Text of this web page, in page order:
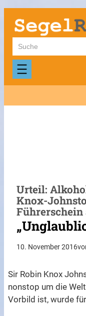
Zum
Inhalt
springen
Suchen
Urteil:
Knox-
Führerschein
10. November 2016
Sir Robin Knox
nonstop um die
Vorbild ist, wurde